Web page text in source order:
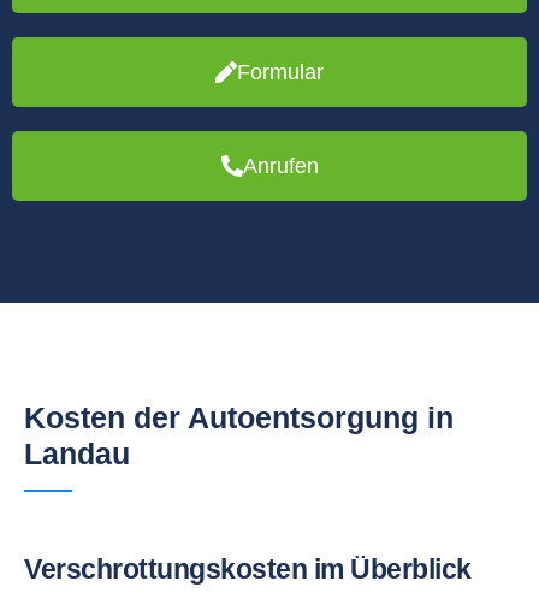
Formular
Anrufen
Kosten der Autoentsorgung in
Landau
Verschrottungskosten im Überblick